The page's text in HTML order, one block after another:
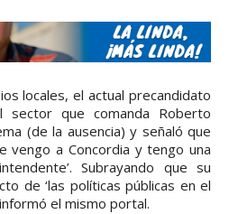
locales, el actual precandidato
que comanda Roberto
(de la ausencia) y señaló que
vengo a Concordia y tengo una
Subrayando que su
de ‘las políticas públicas en el
el mismo portal.